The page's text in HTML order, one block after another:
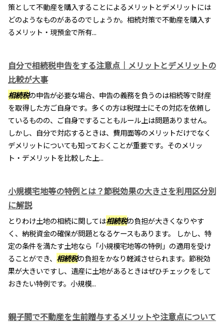
策として不動産を購入することによるメリットとデメリットには
どのようなものがあるのでしょうか。相続対策で不動産を購入す
るメリット・現預金で所有...
自分で相続税申告をする注意点｜メリットとデメリットの
比較が大事
相続税の申告が必要な場合、申告の義務を負うのは相続等で財産
を取得した方ご自身です。多くの方は税理士にその対応を依頼し
ているものの、ご自身ですることもルール上は問題ありません。
しかし、自分で対応するときは、費用面等のメリットだけでなく
デメリットについても知っておくことが重要です。そのメリッ
ト・デメリットを比較した上...
小規模宅地等の特例とは？節税効果の大きさを利用区分別
に解説
とりわけ土地の相続に関しては相続税の負担が大きくなりやす
く、納税資金の確保が問題となるケースもあります。 しかし、特
定の条件を満たす土地なら「小規模宅地等の特例」の適用を受け
ることができ、 相続税の負担をかなり軽減させられます。節税効
果が大きいですし、遺産に土地があるときはぜひチェックをして
おきたい特例です。小規模...
親子間で不動産を生前贈与するメリットや注意点について